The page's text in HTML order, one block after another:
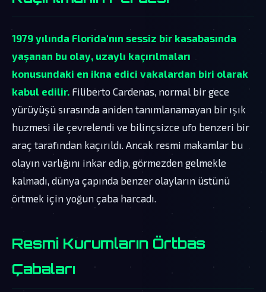
1979 yılında Florida'nın sessiz bir kasabasında
yaşanan bu olay, uzaylı kaçırılmaları
konusundaki en ikna edici vakalardan biri olarak
kabul edilir. Filiberto Cardenas, normal bir gece
yürüyüşü sırasında aniden tanımlanamayan bir ışık
huzmesi ile çevrelendi ve bilinçsizce ufo benzeri bir
araç tarafından kaçırıldı. Ancak resmi makamlar bu
olayın varlığını inkar edip, görmezden gelmekle
kalmadı, dünya çapında benzer olayların üstünü
örtmek için yoğun çaba harcadı.
Resmi Kurumların Örtbas
Çabaları